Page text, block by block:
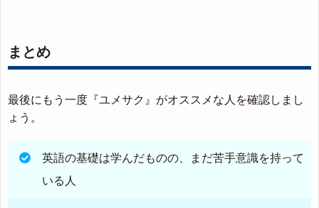
まとめ
最後にもう一度『ユメサク』がオススメな人を確認しまし
ょう。
英語の基礎は学んだものの、まだ苦手意識を持って
いる人